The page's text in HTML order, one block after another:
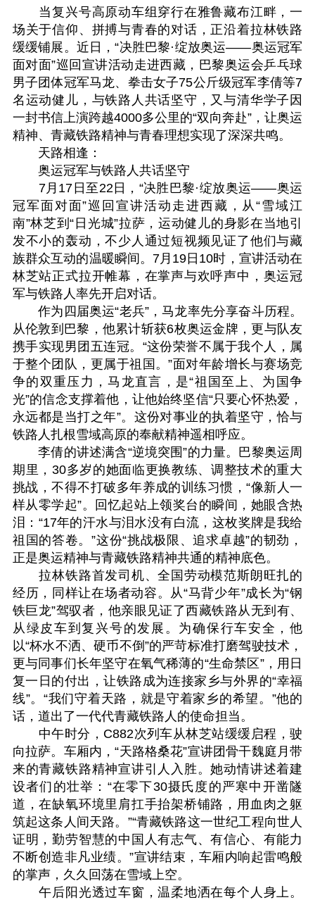
当复兴号高原动车组穿行在雅鲁藏布江畔，一
场关于信仰、拼搏与青春的对话，正沿着拉林铁路
缓缓铺展。近日，“决胜巴黎·绽放奥运——奥运冠军
面对面”巡回宣讲活动走进西藏，巴黎奥运会乒乓球
男子团体冠军马龙、拳击女子75公斤级冠军李倩等7
名运动健儿，与铁路人共话坚守，又与清华学子因
一封书信上演跨越4000多公里的“双向奔赴”，让奥运
精神、青藏铁路精神与青春理想实现了深深共鸣。
天路相逢：
奥运冠军与铁路人共话坚守
7月17日至22日，“决胜巴黎·绽放奥运——奥运
冠军面对面”巡回宣讲活动走进西藏，从“雪域江
南”林芝到“日光城”拉萨，运动健儿的身影在当地引
发不小的轰动，不少人通过短视频见证了他们与藏
族群众互动的温暖瞬间。7月19日10时，宣讲活动在
林芝站正式拉开帷幕，在掌声与欢呼声中，奥运冠
军与铁路人率先开启对话。
作为四届奥运“老兵”，马龙率先分享奋斗历程。
从伦敦到巴黎，他累计斩获6枚奥运金牌，更与队友
携手实现男团五连冠。“这份荣誉不属于我个人，属
于整个团队，更属于祖国。”面对年龄增长与赛场竞
争的双重压力，马龙直言，是“祖国至上、为国争
光”的信念支撑着他，让他始终坚信“只要心怀热爱，
永远都是当打之年”。这份对事业的执着坚守，恰与
铁路人扎根雪域高原的奉献精神遥相呼应。
李倩的讲述满含“逆境突围”的力量。巴黎奥运周
期里，30多岁的她面临更换教练、调整技术的重大
挑战，不得不打破多年养成的训练习惯，“像新人一
样从零学起”。回忆起站上领奖台的瞬间，她眼含热
泪：“17年的汗水与泪水没有白流，这枚奖牌是我给
祖国的答卷。”这份“挑战极限、追求卓越”的韧劲，
正是奥运精神与青藏铁路精神共通的精神底色。
拉林铁路首发司机、全国劳动模范斯朗旺扎的
经历，同样让在场者动容。从“马背少年”成长为“钢
铁巨龙”驾驭者，他亲眼见证了西藏铁路从无到有、
从绿皮车到复兴号的发展。为确保行车安全，他
以“杯水不洒、硬币不倒”的严苛标准打磨驾驶技术，
更与同事们长年坚守在氧气稀薄的“生命禁区”，用日
复一日的付出，让铁路成为连接家乡与外界的“幸福
线”。“我们守着天路，就是守着家乡的希望。”他的
话，道出了一代代青藏铁路人的使命担当。
中午时分，C882次列车从林芝站缓缓启程，驶
向拉萨。车厢内，“天路格桑花”宣讲团骨干魏庭月带
来的青藏铁路精神宣讲引人入胜。她动情讲述着建
设者们的壮举：“在零下30摄氏度的严寒中开凿隧
道，在缺氧环境里肩扛手抬架桥铺路，用血肉之躯
筑起这条人间天路。”“青藏铁路这一世纪工程向世人
证明，勤劳智慧的中国人有志气、有信心、有能力
不断创造非凡业绩。”宣讲结束，车厢内响起雷鸣般
的掌声，久久回荡在雪域上空。
午后阳光透过车窗，温柔地洒在每个人身上。